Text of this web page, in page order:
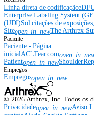
Linha direta de codificação
Enterprise Labeling System
(UDI)Solicitações de
Siteopen_in_newThe Arthrex
Paciente
Paciente - Página
inicialACLTear.com
Patientopen_in_new
Empregos
Empregosopen_in_new
© 2026 Arthrex, Inc. Todos os
Privacidadeopen_in_newAviso